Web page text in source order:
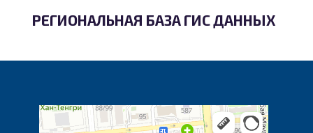
РЕГИОНАЛЬНАЯ БАЗА ГИС ДАННЫХ